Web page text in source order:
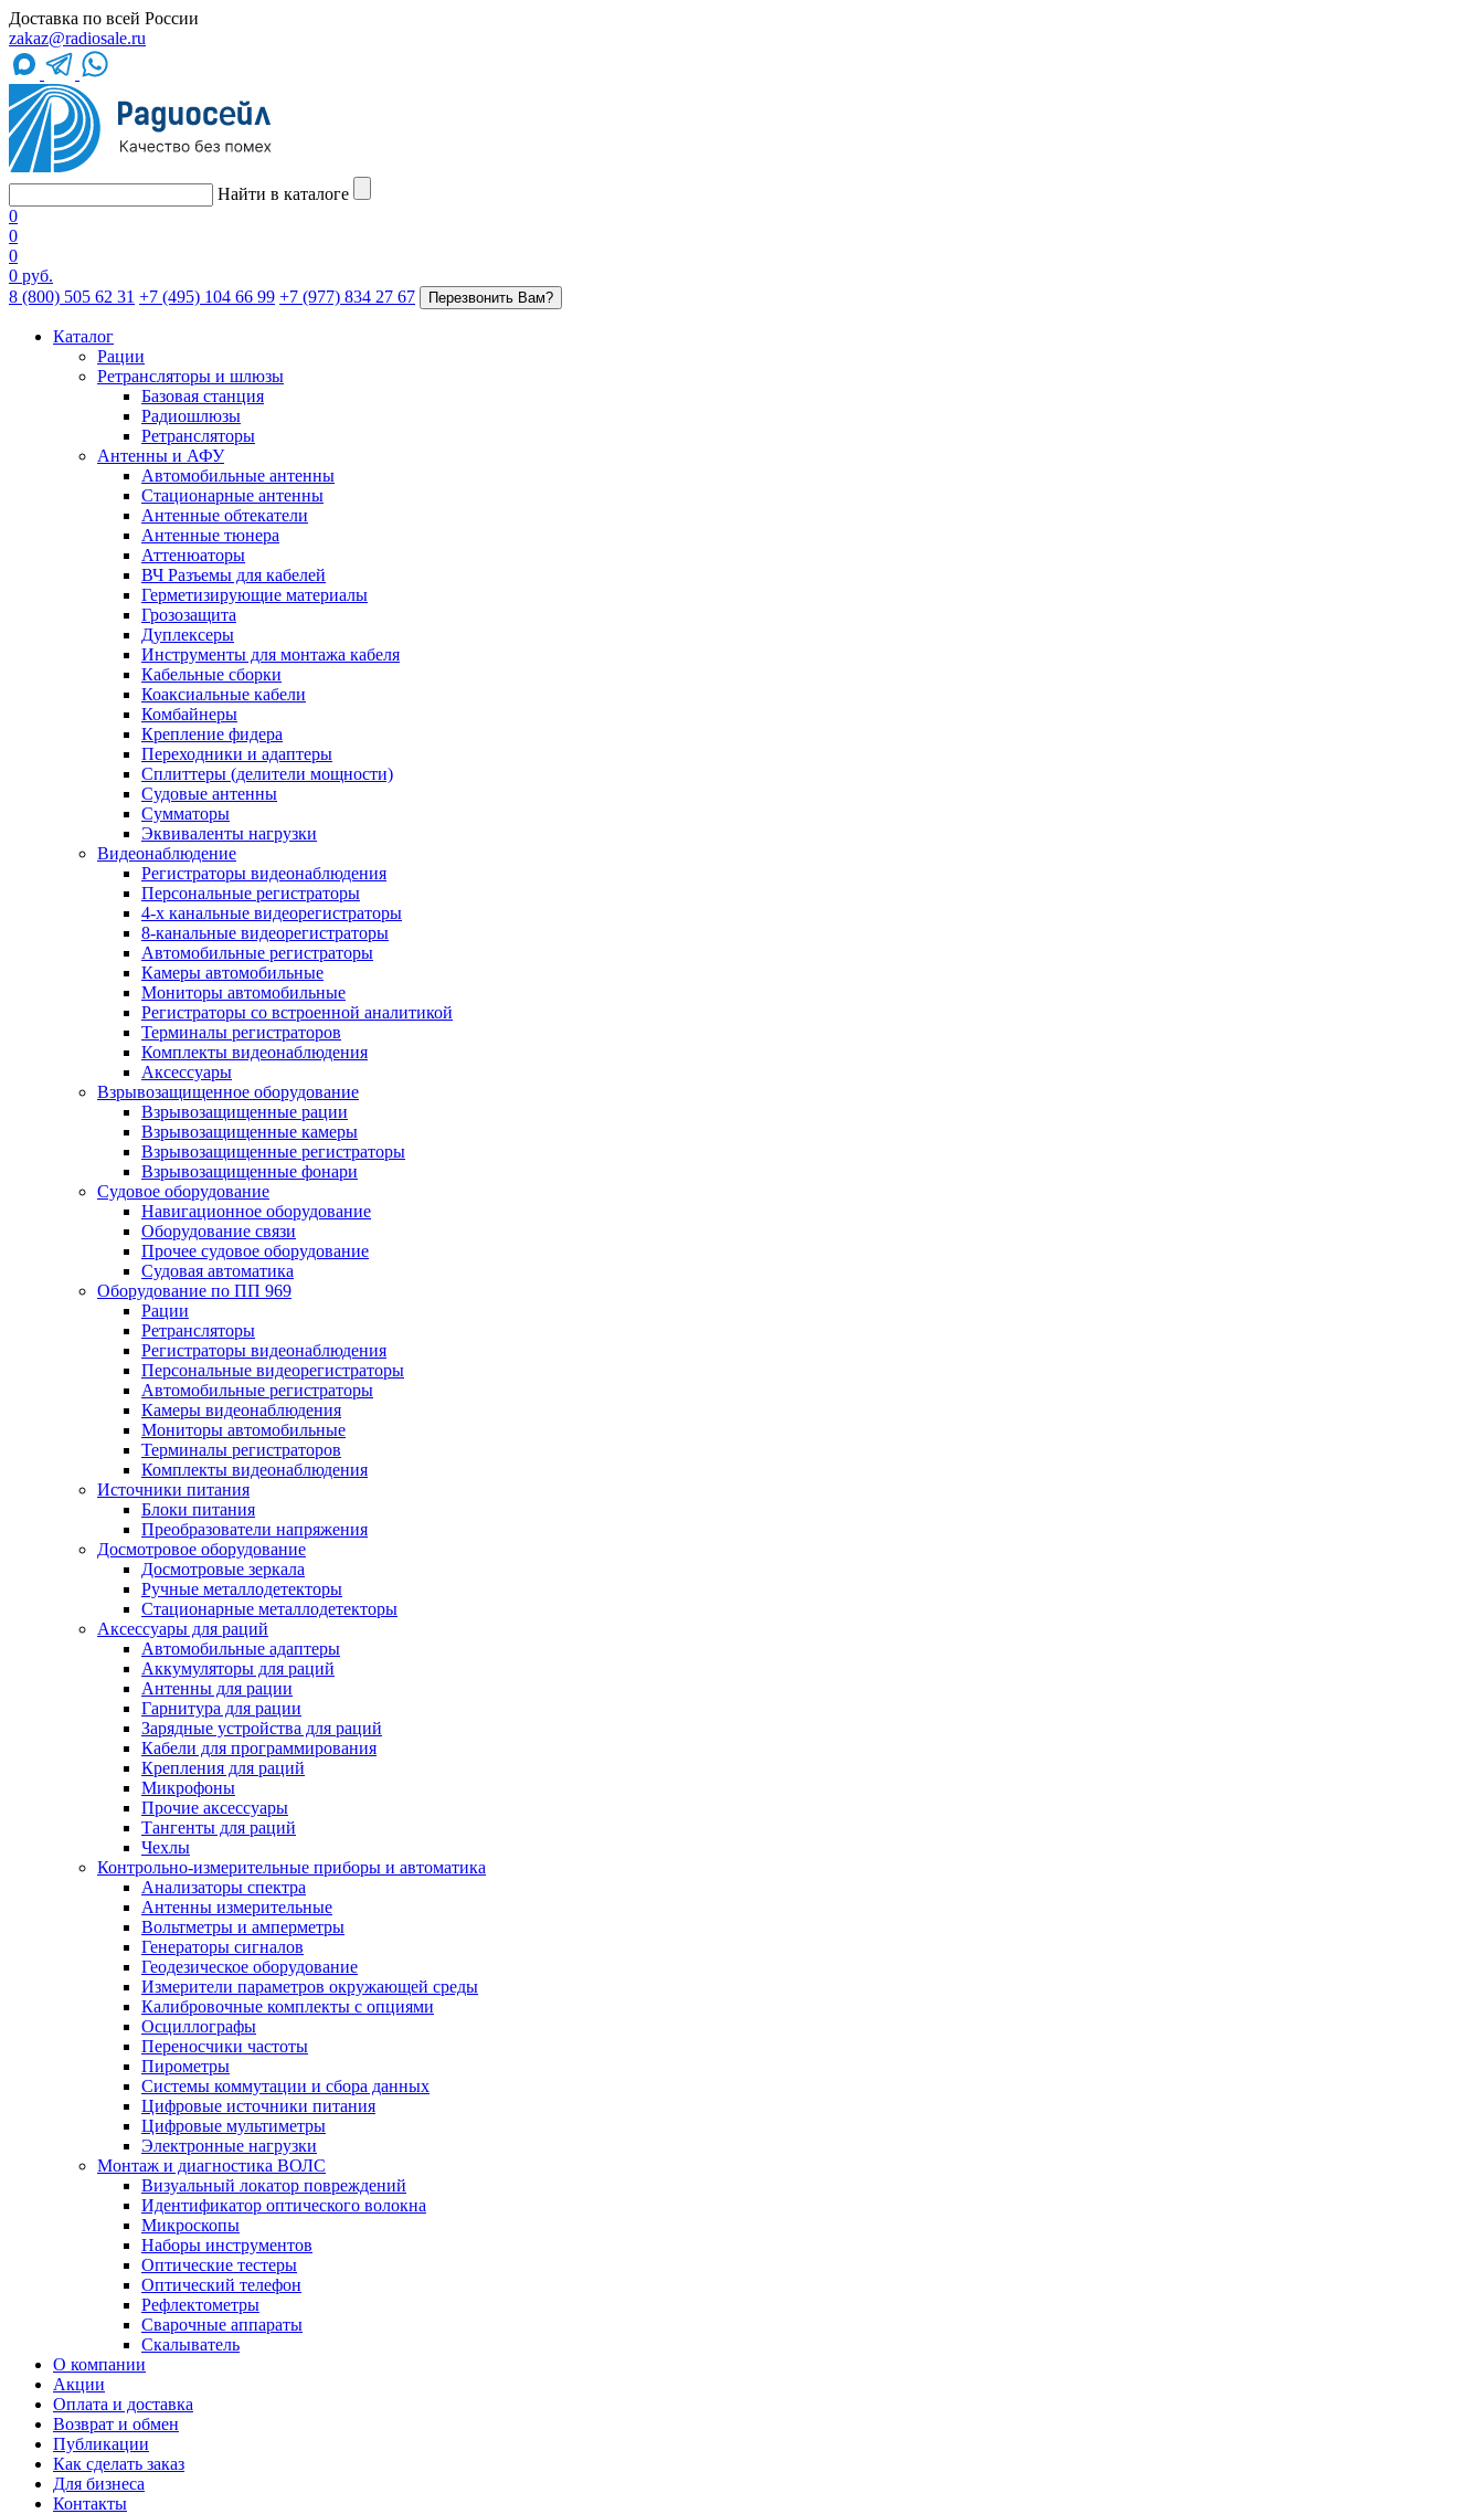
Доставка по всей России
zakaz@radiosale.ru
Найти в каталоге
0
0
0
0 руб.
8 (800) 505 62 31 +7 (495) 104 66 99 +7 (977) 834 27 67 Перезвонить Вам?
Каталог
Рации
Ретрансляторы и шлюзы
Базовая станция
Радиошлюзы
Ретрансляторы
Антенны и АФУ
Автомобильные антенны
Стационарные антенны
Антенные обтекатели
Антенные тюнера
Аттенюаторы
ВЧ Разъемы для кабелей
Герметизирующие материалы
Грозозащита
Дуплексеры
Инструменты для монтажа кабеля
Кабельные сборки
Коаксиальные кабели
Комбайнеры
Крепление фидера
Переходники и адаптеры
Сплиттеры (делители мощности)
Судовые антенны
Сумматоры
Эквиваленты нагрузки
Видеонаблюдение
Регистраторы видеонаблюдения
Персональные регистраторы
4-х канальные видеорегистраторы
8-канальные видеорегистраторы
Автомобильные регистраторы
Камеры автомобильные
Мониторы автомобильные
Регистраторы со встроенной аналитикой
Терминалы регистраторов
Комплекты видеонаблюдения
Аксессуары
Взрывозащищенное оборудование
Взрывозащищенные рации
Взрывозащищенные камеры
Взрывозащищенные регистраторы
Взрывозащищенные фонари
Судовое оборудование
Навигационное оборудование
Оборудование связи
Прочее судовое оборудование
Судовая автоматика
Оборудование по ПП 969
Рации
Ретрансляторы
Регистраторы видеонаблюдения
Персональные видеорегистраторы
Автомобильные регистраторы
Камеры видеонаблюдения
Мониторы автомобильные
Терминалы регистраторов
Комплекты видеонаблюдения
Источники питания
Блоки питания
Преобразователи напряжения
Досмотровое оборудование
Досмотровые зеркала
Ручные металлодетекторы
Стационарные металлодетекторы
Аксессуары для раций
Автомобильные адаптеры
Аккумуляторы для раций
Антенны для рации
Гарнитура для рации
Зарядные устройства для раций
Кабели для программирования
Крепления для раций
Микрофоны
Прочие аксессуары
Тангенты для раций
Чехлы
Контрольно-измерительные приборы и автоматика
Анализаторы спектра
Антенны измерительные
Вольтметры и амперметры
Генераторы сигналов
Геодезическое оборудование
Измерители параметров окружающей среды
Калибровочные комплекты с опциями
Осциллографы
Переносчики частоты
Пирометры
Системы коммутации и сбора данных
Цифровые источники питания
Цифровые мультиметры
Электронные нагрузки
Монтаж и диагностика ВОЛС
Визуальный локатор повреждений
Идентификатор оптического волокна
Микроскопы
Наборы инструментов
Оптические тестеры
Оптический телефон
Рефлектометры
Сварочные аппараты
Скалыватель
О компании
Акции
Оплата и доставка
Возврат и обмен
Публикации
Как сделать заказ
Для бизнеса
Контакты